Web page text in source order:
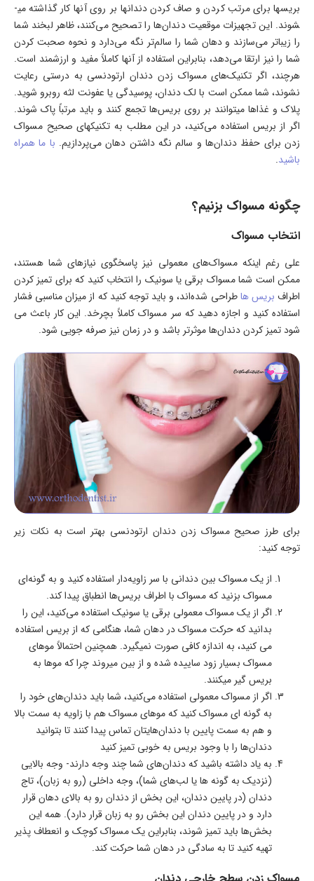
بریس­ها برای مرتب کردن و صاف کردن دندان­ها بر روی آنها کار گذاشته می­
شوند. این تجهیزات موقعیت دندان­‌ها را تصحیح می­‌کنند، ظاهر لبخند شما
را زیباتر می­‌سازند و دهان شما را سالم‌­تر نگه می‌­دارد و نحوه صحبت کردن
شما را نیز ارتقا می­‌دهد، بنابراین استفاده از آنها کاملاً مفید و ارزشمند است.
هرچند، اگر تکنیک­‌های مسواک زدن دندان ارتودنسی به درستی رعایت
نشوند، شما ممکن است با لک دندان، پوسیدگی یا عفونت لثه روبرو شوید.
پلاک و غذاها می­توانند بر روی بریس‌­ها تجمع کنند و باید مرتباً پاک شوند.
اگر از بریس استفاده می‌­کنید، در این مطلب به تکنیک­های صحیح مسواک
زدن برای حفظ دندان­‌ها و سالم نگه داشتن دهان می­‌پردازیم. با ما همراه
باشید.
چگونه مسواک بزنیم؟
انتخاب مسواک
علی رغم اینکه مسواک­‌های معمولی نیز پاسخگوی نیازهای شما هستند،
ممکن است شما مسواک برقی یا سونیک را انتخاب کنید که برای تمیز کردن
اطراف بریس‌­ هاطراحی شده­‌اند، و باید توجه کنید که از میزان مناسبی فشار
استفاده کنید و اجازه دهید که سر مسواک کاملاً بچرخد. این کار باعث می­‌
شود تمیز کردن دندان­‌ها موثرتر باشد و در زمان نیز صرفه جویی شود.
برای طرز صحیح مسواک زدن دندان ارتودنسی بهتر است به نکات زیر
توجه کنید:
از یک مسواک بین دندانی با سر زاویه­‌دار استفاده کنید و به گونه‌­ای
مسواک بزنید که مسواک با اطراف بریس‌­ها انطباق پیدا کند.
اگر از یک مسواک معمولی برقی یا سونیک استفاده می‌­کنید، این را
بدانید که حرکت مسواک در دهان شما، هنگامی که از بریس استفاده
می کنید، به اندازه کافی صورت نمی­گیرد. همچنین احتمالاً موهای
مسواک بسیار زود ساییده شده و از بین می­روند چرا که موها به
بریس گیر می­کنند.
اگر از مسواک معمولی استفاده می‌­کنید، شما باید دندان­‌های خود را
به گونه­ ای مسواک کنید که موهای مسواک هم با زاویه به سمت بالا
و هم به سمت پایین با دندان­‌هایتان تماس پیدا کنند تا بتوانید
دندان­‌ها را با وجود بریس به خوبی تمیز کنید
به یاد داشته باشید که دندان­‌های شما چند وجه دارند- وجه بالایی
(نزدیک به گونه ها یا لب­‌های شما)، وجه داخلی (رو به زبان)، تاج
دندان (در پایین دندان، این بخش از دندان رو به بالای دهان قرار
دارد و در پایین دندان این بخش رو به زبان قرار دارد). همه این
بخش­‌ها باید تمیز شوند، بنابراین یک مسواک کوچک و انعطاف پذیر
تهیه کنید تا به سادگی در دهان شما حرکت کند.